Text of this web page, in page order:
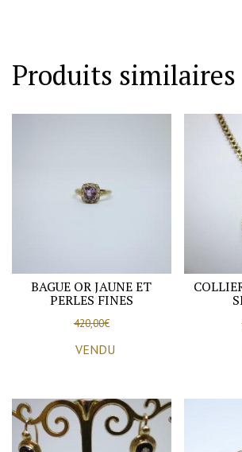
onyx
Produits similaires
BAGUE OR JAUNE ET
PERLES FINES
420,00€
VENDU